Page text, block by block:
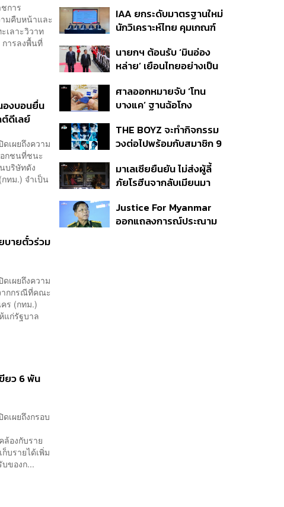
การ
มคืบหน้าและ
เลาะวิวาท
ารลงพื้นที่
องบอนยื่น
ดีเลย์
เผยถึงความ
กชนที่ชนะ
บริษัทดัง
ทม.) จำเป็น
บายตั๋วร่วม
เผยถึงความ
ากกรณีที่คณะ
ร (กทม.)
แก่รัฐบาล
ยว 6 พัน
เผยถึงกรอบ
องกับราย
บรายได้เพิ่ม
ของก...
โหว่ คุ้มครองผู้แจ้งเบาะแส
รื้อระบบใช้งบไซเบอร์
IAA ยกระดับมาตรฐานใหม่
นักวิเคราะห์ไทย คุมเกณฑ์
เปิดตัวเครื่องหมาย IAA
ต่อท้ายชื่อ
นายกฯ ต้อนรับ ‘มินอ่อง
หล่าย’ เยือนไทยอย่างเป็น
คณะ-สักขีพยานลงนาม
MOU
ศาลออกหมายจับ ‘โทน
บางแค’ ฐานฉ้อโกง
แบรนด์ Zeiss ลวงขาย
กล้องส่องพระลิมิเต็ด
THE BOYZ จะทำกิจกรรม
วงต่อไปพร้อมกับสมาชิก 9
มาเลเซียยืนยัน ไม่ส่งผู้ลี้
ภัยโรฮีนจากลับเมียนมา
อยู่ในอันตราย
Justice For Myanmar
ออกแถลงการณ์ประณาม